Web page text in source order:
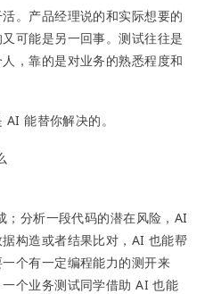
。产品经理说的和实际想要的
可能是另一回事。测试往往是
，靠的是对业务的熟悉程度和
能替你解决的。
；分析一段代码的潜在风险，AI
构造或者结果比对，AI 也能帮
个有一定编程能力的测开来
个业务测试同学借助 AI 也能